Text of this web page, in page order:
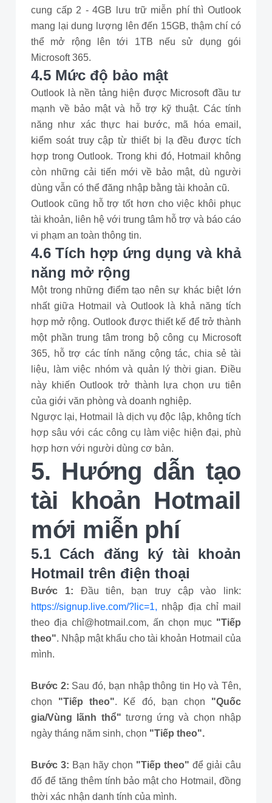
cung cấp 2 - 4GB lưu trữ miễn phí thì Outlook
mang lại dung lượng lên đến 15GB, thậm chí có
thể mở rộng lên tới 1TB nếu sử dụng gói
Microsoft 365.
4.5 Mức độ bảo mật
Outlook là nền tảng hiện được Microsoft đầu tư
mạnh về bảo mật và hỗ trợ kỹ thuật. Các tính
năng như xác thực hai bước, mã hóa email,
kiểm soát truy cập từ thiết bị lạ đều được tích
hợp trong Outlook. Trong khi đó, Hotmail không
còn những cải tiến mới về bảo mật, dù người
dùng vẫn có thể đăng nhập bằng tài khoản cũ.
Outlook cũng hỗ trợ tốt hơn cho việc khôi phục
tài khoản, liên hệ với trung tâm hỗ trợ và báo cáo
vi phạm an toàn thông tin.
4.6 Tích hợp ứng dụng và khả
năng mở rộng
Một trong những điểm tạo nên sự khác biệt lớn
nhất giữa Hotmail và Outlook là khả năng tích
hợp mở rộng. Outlook được thiết kế để trở thành
một phần trung tâm trong bộ công cụ Microsoft
365, hỗ trợ các tính năng cộng tác, chia sẻ tài
liệu, làm việc nhóm và quản lý thời gian. Điều
này khiến Outlook trở thành lựa chọn ưu tiên
của giới văn phòng và doanh nghiệp.
Ngược lại, Hotmail là dịch vụ độc lập, không tích
hợp sâu với các công cụ làm việc hiện đại, phù
hợp hơn với người dùng cơ bản.
5. Hướng dẫn tạo
tài khoản Hotmail
mới miễn phí
5.1 Cách đăng ký tài khoản
Hotmail trên điện thoại
Bước 1: Đầu tiên, bạn truy cập vào link:
https://signup.live.com/?lic=1, nhập địa chỉ mail
theo địa chỉ@hotmail.com, ấn chọn mục "Tiếp
theo". Nhập mật khẩu cho tài khoản Hotmail của
mình.
Bước 2: Sau đó, bạn nhập thông tin Họ và Tên,
chọn "Tiếp theo". Kế đó, bạn chọn "Quốc
gia/Vùng lãnh thổ" tương ứng và chọn nhập
ngày tháng năm sinh, chọn "Tiếp theo".
Bước 3: Bạn hãy chọn "Tiếp theo" để giải câu
đố để tăng thêm tính bảo mật cho Hotmail, đồng
thời xác nhận danh tính của mình.